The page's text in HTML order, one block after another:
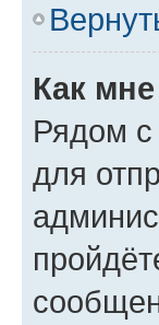
Как
Рядом
для